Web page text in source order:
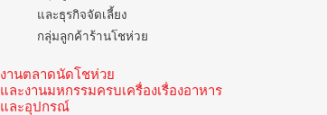
และธุรกิจจัดเลี้ยง
กลุ่มลูกค้าร้านโชห่วย
งานตลาดนัดโชห่วย
และงานมหกรรมครบเครื่องเรื่องอาหาร
และอุปกรณ์